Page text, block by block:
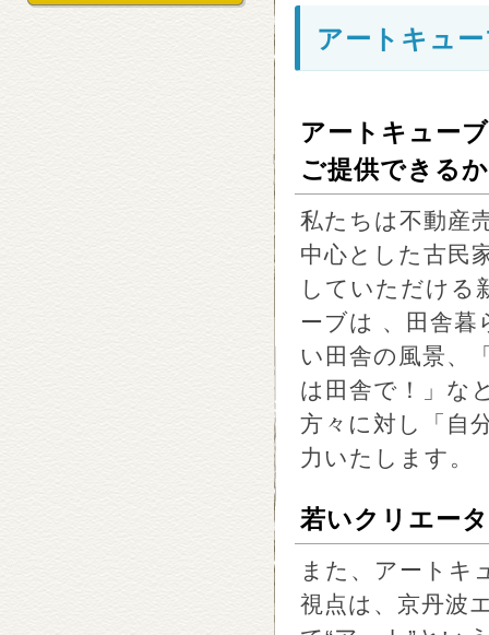
アートキュ
アートキュー
ご提供できる
私たちは不動産
中心とした古民
していただける
ーブは 、田舎
い田舎の風景、
は田舎で！」な
方々に対し「自
力いたします。
若いクリエー
また、アートキ
視点は、京丹波